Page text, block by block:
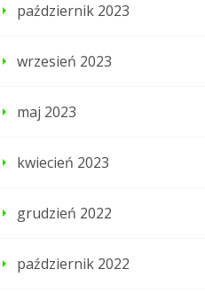
październik 2023
wrzesień 2023
maj 2023
kwiecień 2023
grudzień 2022
październik 2022